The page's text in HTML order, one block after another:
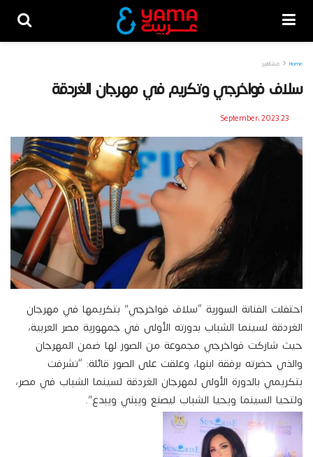
Home مشاهير
سلاف فواخرجي وتكريم في مهرجان الغردقة
23 September، 2023
احتفلت الفنانة السورية “سلاف فواخرجي” بتكريمها في مهرجان
الغردقة لسينما الشباب بدورته الأولى في جمهورية مصر العربية،
حيث شاركت فواخرجي مجموعة من الصور لها ضمن المهرجان
والذي حضرته برفقة ابنها، وعلقت على الصور قائلة: “تشرفت
بتكريمي بالدورة الأولى لمهرجان الغردقة لسينما الشباب في مصر،
ولتحيا السينما ويحيا الشباب ليصنع ويبني ويبدع”.